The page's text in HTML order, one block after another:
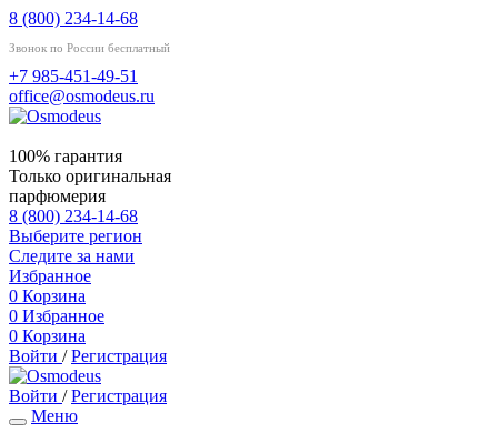
8 (800) 234-14-68
Звонок по России бесплатный
+7 985-451-49-51
office@osmodeus.ru
100% гарантия
Только оригинальная
парфюмерия
8 (800) 234-14-68
Выберите регион
Следите за нами
Избранное
0 Корзина
0 Избранное
0 Корзина
Войти / Регистрация
Войти / Регистрация
Меню